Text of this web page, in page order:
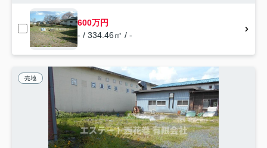
600万円
- / 334.46㎡ / -
売地